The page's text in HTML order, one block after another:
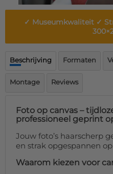
Deurmat
Over ons
Levertijden
✓ Museumkwaliteit ✓
Beschrijving Formaten
Montage Reviews
Foto op canvas –
professioneel geprint
Jouw foto’s haarscherp
en strak opgespannen
Waarom kiezen voor